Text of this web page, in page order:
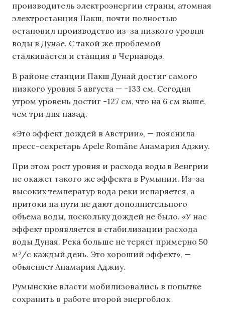
производитель электроэнергии страны, атомная
электростанция Пакш, почти полностью
остановил производство из-за низкого уровня
воды в Дунае. С такой же проблемой
сталкивается и станция в Чернаводэ.
В районе станции Пакш Дунай достиг самого
низкого уровня 5 августа — -133 см. Сегодня
утром уровень достиг -127 см, что на 6 см выше,
чем три дня назад.
«Это эффект дождей в Австрии», — пояснила
пресс-секретарь Apele Române Анамария Аджиу.
При этом рост уровня и расхода воды в Венгрии
не окажет такого же эффекта в Румынии. Из-за
высоких температур вода реки испаряется, а
притоки на пути не дают дополнительного
объема воды, поскольку дождей не было. «У нас
эффект проявляется в стабилизации расхода
воды Дуная. Река больше не теряет примерно 50
м³/с каждый день. Это хороший эффект», —
объясняет Анамария Аджиу.
Румынские власти мобилизовались в попытке
сохранить в работе второй энергоблок